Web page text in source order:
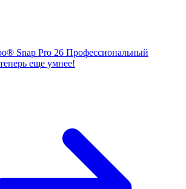
® Snap Pro 26 Профессиональный
еще умнее!